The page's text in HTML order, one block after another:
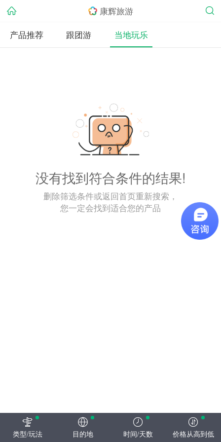
康辉旅游
产品推荐
跟团游 当地玩乐
没有找到符合条件的结果!
删除筛选条件或返回首页重新搜索，
您一定会找到适合您的产品
类型/玩法 目的地 时间/天数 价格从高到低